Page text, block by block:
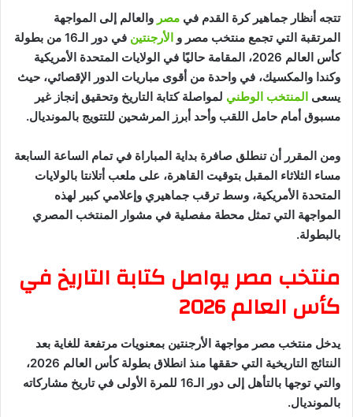
تتجه أنظار جماهير كرة القدم في مصر والعالم إلى المواجهة
المرتقبة التي تجمع منتخب مصر و الأرجنتين
في دور الـ16 من بطولة
كأس العالم 2026، المقامة حاليًا في الولايات المتحدة الأمريكية
وكندا والمكسيك، في واحدة من أقوى مباريات الدور الإقصائي، حيث
يسعى المنتخب الوطني لمواصلة كتابة التاريخ وتحقيق إنجاز غير
مسبوق أمام حامل اللقب وأحد أبرز المرشحين للتتويج بالمونديال.
ومن المقرر أن تنطلق صافرة بداية المباراة في تمام الساعة السابعة
مساء الثلاثاء المقبل بتوقيت القاهرة، على ملعب أتلانتا بالولايات
المتحدة الأمريكية، وسط ترقب جماهيري وإعلامي كبير لهذه
المواجهة التي تمثل محطة مفصلية في مشوار المنتخب المصري
بالبطولة.
منتخب مصر يواصل كتابة التاريخ في
كأس العالم 2026
يدخل منتخب مصر مواجهة الأرجنتين بمعنويات مرتفعة للغاية بعد
النتائج التاريخية التي حققها منذ انطلاق بطولة كأس العالم 2026،
والتي توجها بالتأهل إلى دور الـ16 للمرة الأولى في تاريخ مشاركاته
بالمونديال.